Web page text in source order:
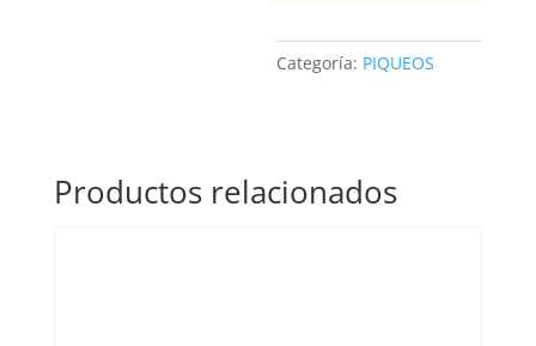
Categoría: PIQUEOS
Productos relacionados